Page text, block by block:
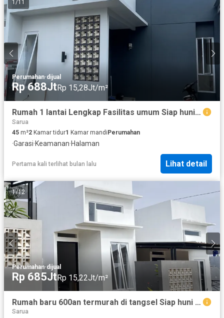
1 /11
Perumahan·dijual
Rp 688JtRp 15,28Jt/m²
Rumah 1 lantai Lengkap Fasilitas umum Siap huni DP 0% Free IPH 16
Sarua
45 m²2 Kamar tidur1 Kamar mandiPerumahan
·Garasi·Keamanan·Halaman
Pertama kali terlihat bulan lalu Lihat detail
1/12
Perumahan·dijual
Rp 685JtRp 15,22Jt/m²
Rumah baru 600an termurah di tangsel Siap huni DP 0%
Sarua